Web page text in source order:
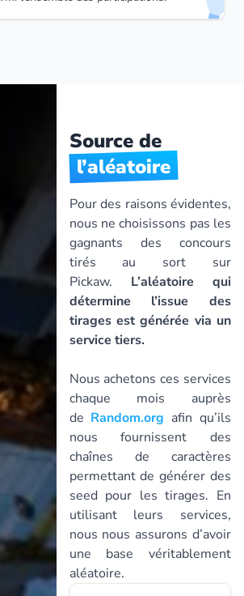
Source de
l’aléatoire
Pour des raisons évidentes,
nous ne choisissons pas les
gagnants des concours
tirés au sort sur
Pickaw. L’aléatoire qui
détermine l’issue des
tirages est générée via un
service tiers.
Nous achetons ces services
chaque mois auprès
de Random.org afin qu’ils
nous fournissent des
chaînes de caractères
permettant de générer des
seed pour les tirages. En
utilisant leurs services,
nous nous assurons d’avoir
une base véritablement
aléatoire.